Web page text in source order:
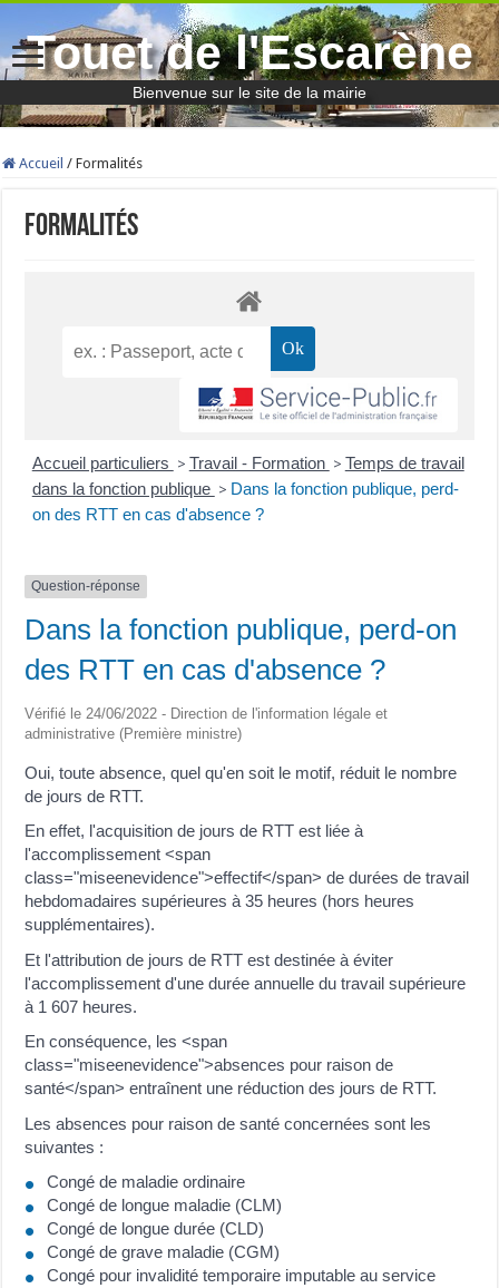
Touet de l'Escarène
Bienvenue sur le site de la mairie
Accueil / Formalités
Formalités
Accueil particuliers > Travail - Formation > Temps de travail
dans la fonction publique > Dans la fonction publique, perd-
on des RTT en cas d'absence ?
Question-réponse
Dans la fonction publique, perd-on
des RTT en cas d'absence ?
Vérifié le 24/06/2022 - Direction de l'information légale et
administrative (Première ministre)
Oui, toute absence, quel qu'en soit le motif, réduit le nombre
de jours de RTT.
En effet, l'acquisition de jours de RTT est liée à
l'accomplissement <span
class="miseenevidence">effectif</span> de durées de travail
hebdomadaires supérieures à 35 heures (hors heures
supplémentaires).
Et l'attribution de jours de RTT est destinée à éviter
l'accomplissement d'une durée annuelle du travail supérieure
à 1 607 heures.
En conséquence, les <span
class="miseenevidence">absences pour raison de
santé</span> entraînent une réduction des jours de RTT.
Les absences pour raison de santé concernées sont les
suivantes :
Congé de maladie ordinaire
Congé de longue maladie (CLM)
Congé de longue durée (CLD)
Congé de grave maladie (CGM)
Congé pour invalidité temporaire imputable au service